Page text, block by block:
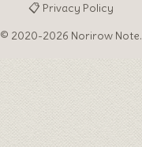
📋 Privacy Policy
© 2020-2026 Norirow Note.